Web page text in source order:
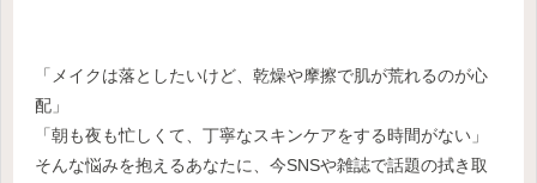
「メイクは落としたいけど、乾燥や摩擦で肌が荒れるのが心
配」
「朝も夜も忙しくて、丁寧なスキンケアをする時間がない」
そんな悩みを抱えるあなたに、今SNSや雑誌で話題の拭き取